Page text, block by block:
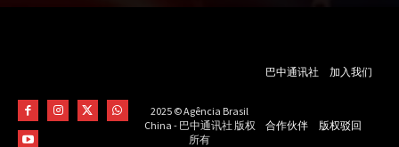
2025 © Agência Brasil
China - 巴中通讯社 版权
所有
巴中通讯社 加入我们
合作伙伴 版权驳回